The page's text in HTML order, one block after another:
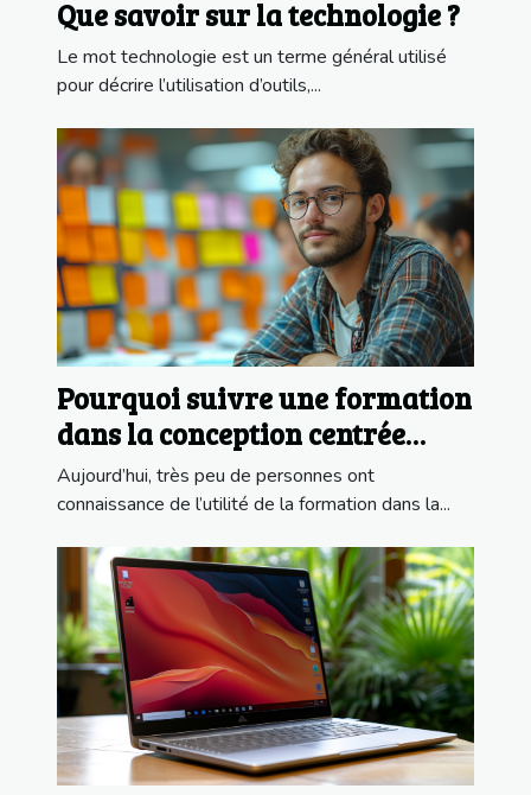
Que savoir sur la technologie ?
Le mot technologie est un terme général utilisé
pour décrire l’utilisation d’outils,...
Pourquoi suivre une formation
dans la conception centrée
utilisateur ?
Aujourd’hui, très peu de personnes ont
connaissance de l’utilité de la formation dans la...